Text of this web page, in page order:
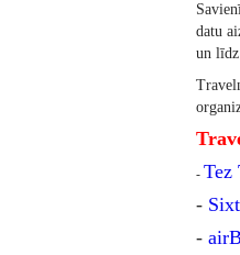
datu
un līdz
- Tez
-
-